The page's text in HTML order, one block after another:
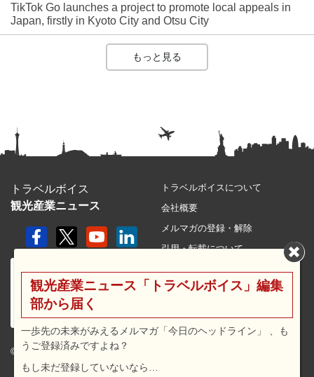
TikTok Go launches a project to promote local appeals in
Japan, firstly in Kyoto City and Otsu City
もっと見る
トラベルボイス
観光産業ニュース
© 2026 travel voice.
トラベルボイスについて
会社概要
メルマガの登録・解除
引用・転載について
利用規約
広告メニュー・料金
観光産業ニュース「トラベルボイス」編集
部から届く
一歩先の未来がみえるメルマガ「今日のヘッドライン」 、も
うご登録済みですよね？
もし未だ登録していないなら…